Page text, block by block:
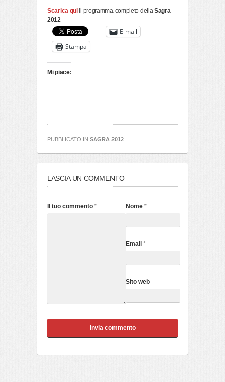
Scarica quiil programma completo dellaSagra
2012
E-mail
Stampa
Mi piace:
PUBBLICATO IN SAGRA 2012
LASCIA UN COMMENTO
Nome*
Email*
Sito web
Il tuo commento *